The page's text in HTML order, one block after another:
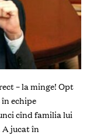
– la minge! Opt
echipe
cînd familia lui
A jucat în